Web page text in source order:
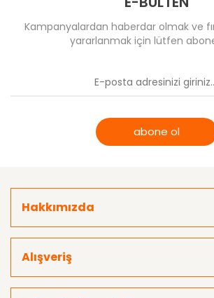
Kampanyalardan haberdar olmak ve
yararlanmak için lütfen
abone ol
Hakkımızda
Alışveriş